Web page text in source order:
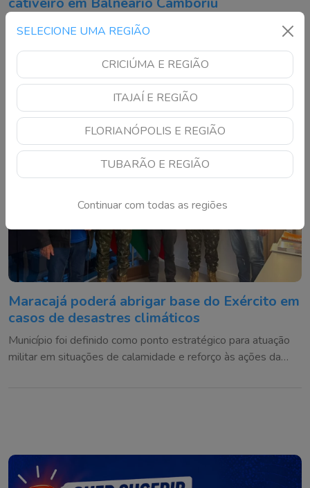
SELECIONE UMA REGIÃO
CRICIÚMA E REGIÃO
ITAJAÍ E REGIÃO
FLORIANÓPOLIS E REGIÃO
TUBARÃO E REGIÃO
Continuar com todas as regiões
Animais estavam sem autorização ambiental e foram
Maracajá poderá abrigar base do Exército em
casos de desastres climáticos
Município foi definido como ponto estratégico para atuação
militar em situações de calamidade e reforço às ações da